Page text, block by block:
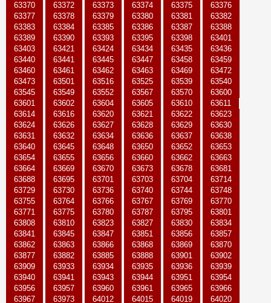
63370
63372 63373 63374 63375
63376
63377
63378 63379 63380 63381
63382
63383
63384 63385 63386 63387
63388
63389
63390 63393 63395 63398
63401
63403
63421 63424 63434 63435
63436
63440
63441 63445 63447 63458
63459
63460
63461 63462 63463 63469
63472
63473
63501 63516 63525 63539
63540
63545
63549 63552 63567 63570
63600
63601
63602 63604 63605 63610
63611
63614
63616 63620 63621 63622
63623
63624
63626 63627 63628 63629
63630
63631
63632 63634 63636 63637
63638
63640
63645 63648 63650 63652
63653
63654
63655 63656 63660 63662
63663
63664
63669 63670 63673 63678
63681
63688
63695 63701 63703 63704
63714
63729
63730 63736 63740 63744
63748
63755
63764 63766 63767 63769
63770
63771
63775 63780 63787 63795
63801
63808
63810 63823 63827 63830
63834
63841
63845 63847 63851 63856
63857
63862
63863 63866 63868 63869
63870
63877
63882 63885 63888 63901
63902
63909
63933 63934 63935 63936
63939
63940
63941 63943 63944 63951
63954
63956
63957 63960 63961 63965
63966
63967
63973 64012 64015 64019
64020